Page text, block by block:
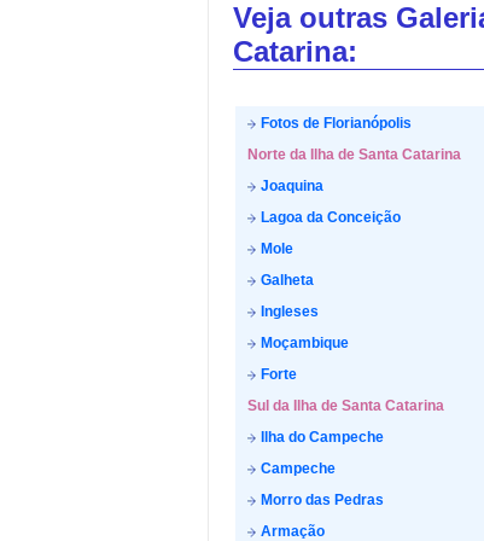
Veja outras
Catarina:
Fotos de Florianópolis
Norte da Ilha de Santa Catarina
Joaquina
Lagoa da Conceição
Mole
Galheta
Ingleses
Moçambique
Forte
Sul da Ilha de Santa Catarina
Ilha do Campeche
Campeche
Morro das Pedras
Armação